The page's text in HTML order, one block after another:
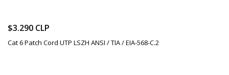
$3.290 CLP
Cat 6 Patch Cord UTP LSZH ANSI / TIA / EIA-568-C.2